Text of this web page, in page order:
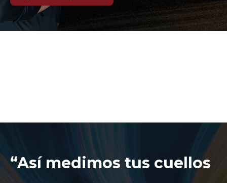
“Así medimos tus cuellos